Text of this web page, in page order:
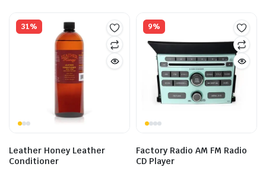
31%
Leather Honey Leather
Conditioner
9%
Factory Radio AM FM Radio
CD Player